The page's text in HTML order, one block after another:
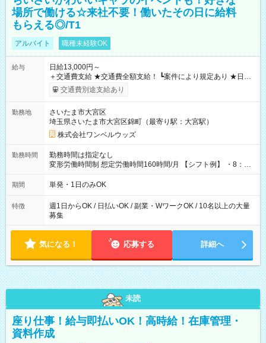
場所で働ける☆来社不要！働いたその日に給料
もらえる◎/T1
アルバイト 職種未経験OK
給与
日給13,000円～
＋交通費支給 ★交通費全額支給！ ┗案件により規定あり ★日払
いOK！（規定あり） ┗働いたその日に現金GET♪ お仕事後はコ
ンビニATMから 日払い分を引き落とせます！ 【試用期間】試
交通費別途支給あり
勤務地
さいたま市大宮区
埼玉県さいたま市大宮区錦町（最寄り駅：大宮駅）
株式会社ワンベルウッズ
勤務時間
勤務時間は指定なし
変形労働時間制 想定労働時間160時間/月 【シフト例】 ・8：00
～21：00
期間 単発・1日のみOK
特徴
週1日からOK / 日払いOK / 副業・WワークOK / 10名以上の大量
募集
気になる！ 応募する 詳細へ
未読
座り仕事！給与即払いOK！高時給！在庫管理・
資料作成